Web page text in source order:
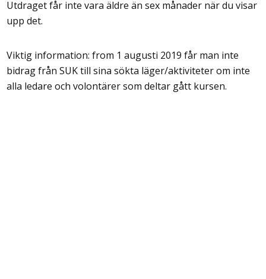
Utdraget får inte vara äldre än sex månader när du visar
upp det.
Viktig information: from 1 augusti 2019 får man inte
bidrag från SUK till sina sökta läger/aktiviteter om inte
alla ledare och volontärer som deltar gått kursen.